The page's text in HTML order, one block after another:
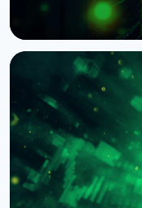
НОВОСТЬ
BNY Mellon
4 августа 2026 г. 4 мин